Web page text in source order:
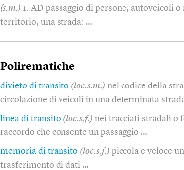
(s.m.) 1. AD passaggio di persone, autoveicoli
territorio, una strada: …
Polirematiche
divieto di transito (loc.s.m.) nel codice della
circolazione di veicoli in una determinata
linea di transito (loc.s.f.) nei tracciati stradali o
raccordo che consente un passaggio …
memoria di transito (loc.s.f.) piccola e veloce
trasferimento di dati …